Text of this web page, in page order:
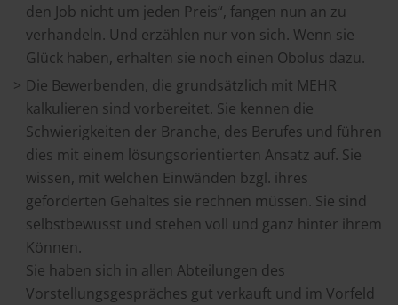
den Job nicht um jeden Preis“, fangen nun an zu
verhandeln. Und erzählen nur von sich. Wenn sie
Glück haben, erhalten sie noch einen Obolus dazu.
Die Bewerbenden, die grundsätzlich mit MEHR
kalkulieren sind vorbereitet. Sie kennen die
Schwierigkeiten der Branche, des Berufes und führen
dies mit einem lösungsorientierten Ansatz auf. Sie
wissen, mit welchen Einwänden bzgl. ihres
geforderten Gehaltes sie rechnen müssen. Sie sind
selbstbewusst und stehen voll und ganz hinter ihrem
Können.
Sie haben sich in allen Abteilungen des
Vorstellungsgespräches gut verkauft und im Vorfeld